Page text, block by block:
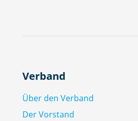
Verband
Über den Verband
Der Vorstand